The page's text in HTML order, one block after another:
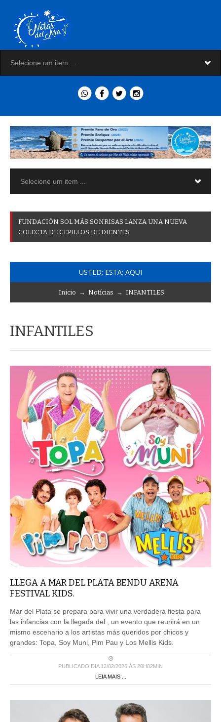
FUNDACIÓN SOL MÁS SONRISAS LANZA UNA NUEVA
COLECTA DE CEPILLOS DE DIENTES
USTED; ESTA; AQUI
Início → Notícias → INFANTILES
INFANTILES
LLEGA A MAR DEL PLATA BENDU ARENA
FESTIVAL KIDS.
Mar del Plata se prepara para vivir una verdadera fiesta para
las infancias con la llegada del , un evento que reunirá en un
mismo escenario a los artistas más queridos por chicos y
grandes: Topa, Soy Muni, Pim Pau y Los Mellis Kids.
PUBLICADO DIA 12/02/2026 ÀS 20H02MIN
LEIA MAIS ...